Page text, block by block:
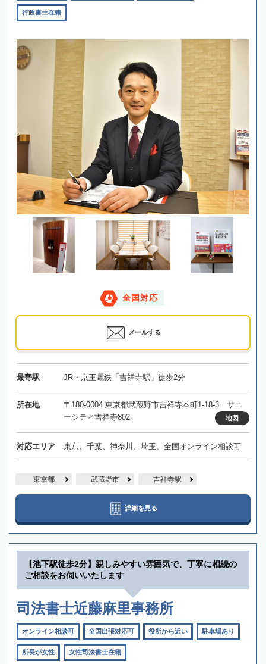
行政書士在籍
全国対応
メールする
最寄駅 JR・京王電鉄「吉祥寺駅」徒歩2分
所在地
〒180-0004 東京都武蔵野市吉祥寺本町1-18-3 サニ
ーシティ吉祥寺802
地図
対応エリア 東京、千葉、神奈川、埼玉、全国オンライン相談可
東京都 武蔵野市 吉祥寺駅
詳細を見る
【池下駅徒歩2分】親しみやすい雰囲気で、丁寧に相続の
ご相談をお伺いいたします
司法書士近藤麻里事務所
オンライン相談可 全国出張対応可 役所から近い 駐車場あり
所長が女性 女性司法書士在籍